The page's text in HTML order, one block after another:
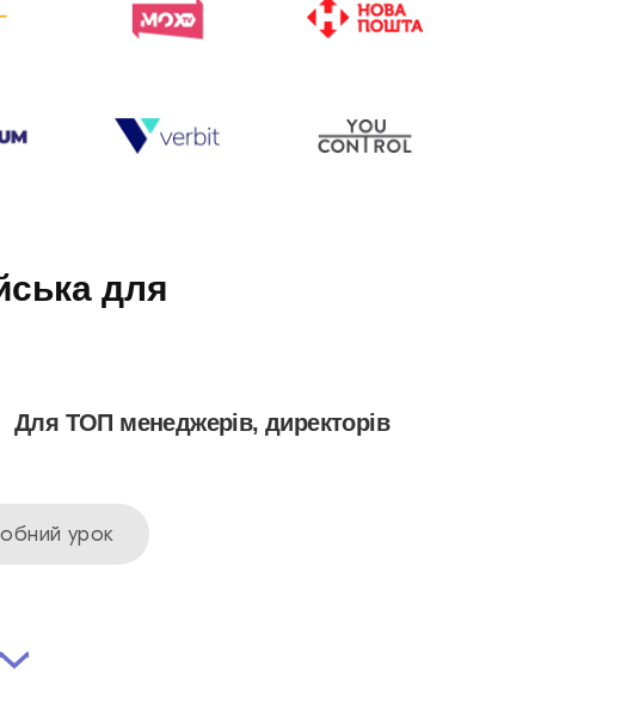
для
Для ТОП менеджерів, директорів
урок